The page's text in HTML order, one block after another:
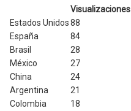
Visualizaciones
Estados Unidos88
España
84
Brasil
28
México
27
China
24
Argentina
21
Colombia
18